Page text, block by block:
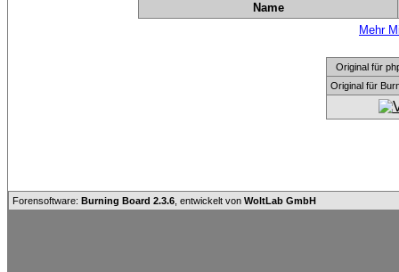
Name
Mehr
Original für
Original für
Forensoftware: Burning Board 2.3.6 , entwickelt von WoltLab GmbH